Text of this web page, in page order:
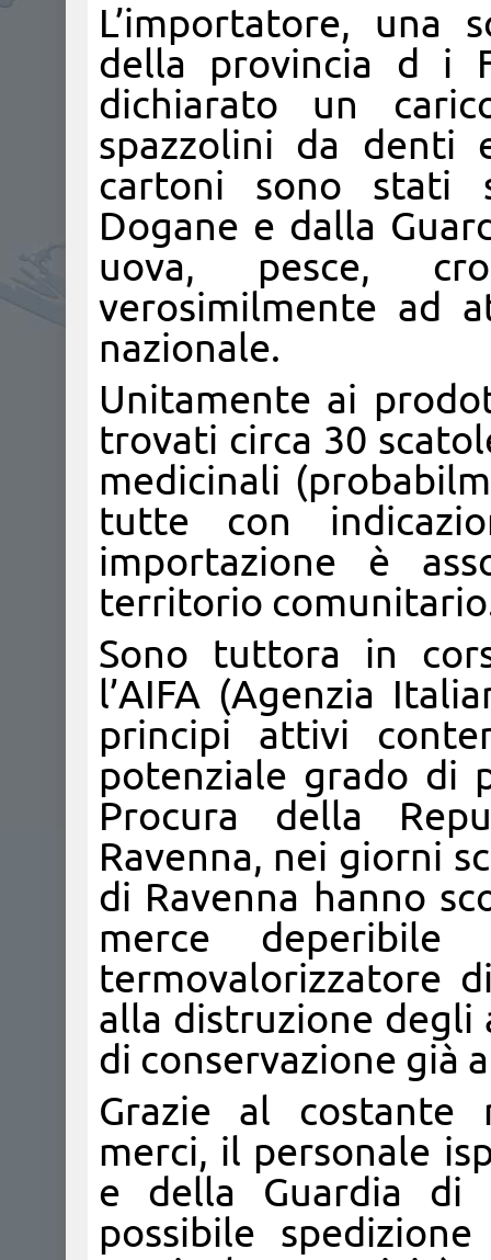
L’importatore, una
della provincia d i
dichiarato un
spazzolini da denti
cartoni sono stati
Dogane e dalla
uova, pesce,
verosimilmente ad
nazionale.
Unitamente ai
trovati circa 30
medicinali
tutte con
importazione è
territorio
Sono tuttora in
l’AIFA (Agenzia
principi attivi
potenziale grado di
Procura della
Ravenna, nei giorni
di Ravenna hanno
merce
termovalorizzatore
alla distruzione degli
di conservazione già
Grazie al costante
merci, il personale
e della Guardia di
possibile